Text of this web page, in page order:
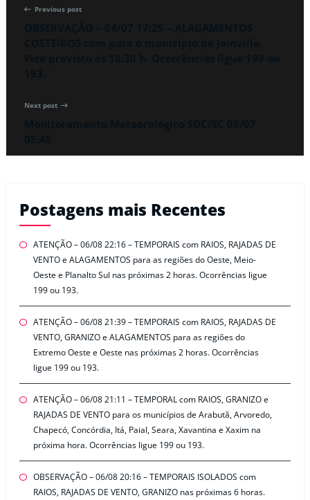
Previous post
Next post
Postagens mais Recentes
ATENÇÃO – 06/08 22:16 – TEMPORAIS com RAIOS, RAJADAS DE
VENTO e ALAGAMENTOS para as regiões do Oeste, Meio-
Oeste e Planalto Sul nas próximas 2 horas. Ocorrências ligue
199 ou 193.
ATENÇÃO – 06/08 21:39 – TEMPORAIS com RAIOS, RAJADAS DE
VENTO, GRANIZO e ALAGAMENTOS para as regiões do
Extremo Oeste e Oeste nas próximas 2 horas. Ocorrências
ligue 199 ou 193.
ATENÇÃO – 06/08 21:11 – TEMPORAL com RAIOS, GRANIZO e
RAJADAS DE VENTO para os municípios de Arabutã, Arvoredo,
Chapecó, Concórdia, Itá, Paial, Seara, Xavantina e Xaxim na
próxima hora. Ocorrências ligue 199 ou 193.
OBSERVAÇÃO – 06/08 20:16 – TEMPORAIS ISOLADOS com
RAIOS, RAJADAS DE VENTO, GRANIZO nas próximas 6 horas.